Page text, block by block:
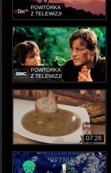
POWTÓRKA
Z TELEWIZJI
POWTÓRKA
Z TELEWIZJI
07:26